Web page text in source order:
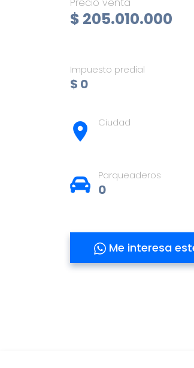
$ 205.010.000
Impuesto predial
$ 0
Ciudad
Parqueaderos
0
Me interesa